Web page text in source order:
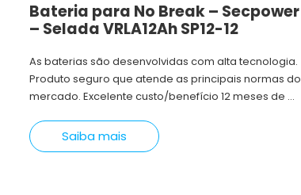
Bateria para No Break – Secpower
– Selada VRLA12Ah SP12-12
As baterias são desenvolvidas com alta tecnologia.
Produto seguro que atende as principais normas do
mercado. Excelente custo/benefício 12 meses de ...
Saiba mais